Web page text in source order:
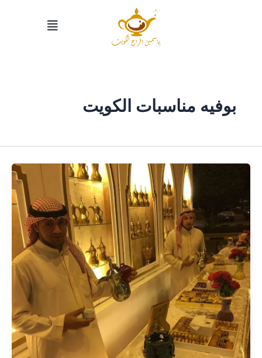
القائمة
بوفيه مناسبات الكويت